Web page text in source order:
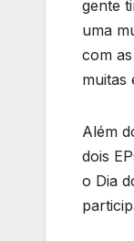
gente
uma
com
muitas
Além
dois
o Dia